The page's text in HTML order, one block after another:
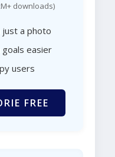
downloads)
just a photo
easier
users
FREE